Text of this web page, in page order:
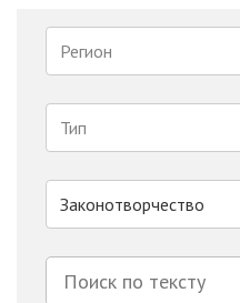
Регион
Тип
Законотворчество